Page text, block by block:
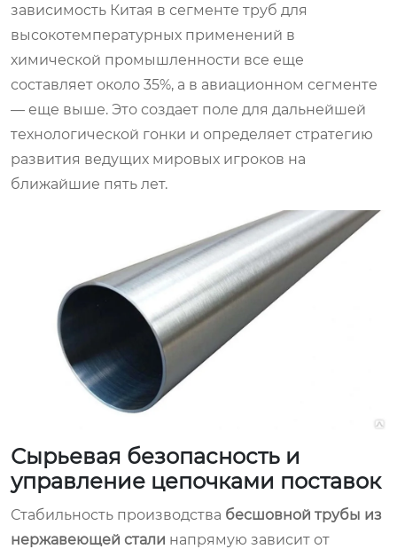
зависимость Китая в сегменте труб для
высокотемпературных применений в
химической промышленности все еще
составляет около 35%, а в авиационном сегменте
— еще выше. Это создает поле для дальнейшей
технологической гонки и определяет стратегию
развития ведущих мировых игроков на
ближайшие пять лет.
Сырьевая безопасность и
управление цепочками поставок
Стабильность производства бесшовной трубы из
нержавеющей стали напрямую зависит от